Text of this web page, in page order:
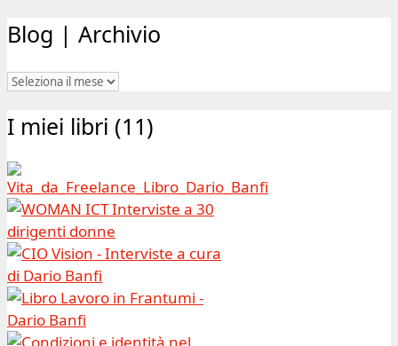
Blog | Archivio
Blog
Archivio
I miei libri (11)